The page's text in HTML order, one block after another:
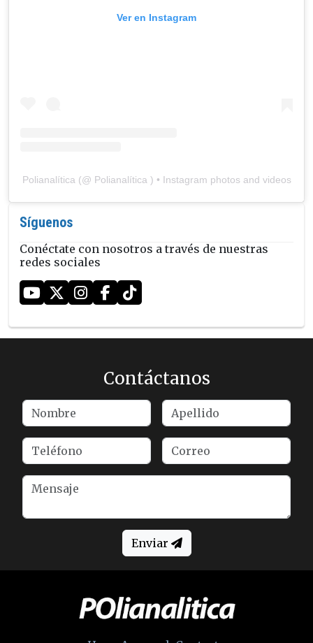
Ver en Instagram
Polianalítica (@ Polianalítica ) • Instagram photos and videos
Síguenos
Conéctate con nosotros a través de nuestras
redes sociales
Contáctanos
Enviar